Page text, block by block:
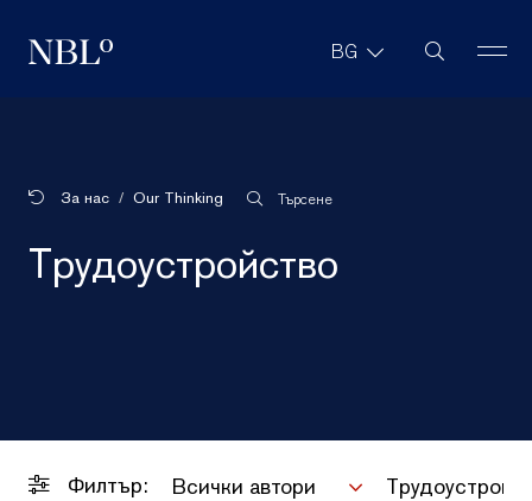
New Balkans Law Office BG Търсене в
За нас Our Thinking Търсене
Трудоустройство
Филтър: Всички автори